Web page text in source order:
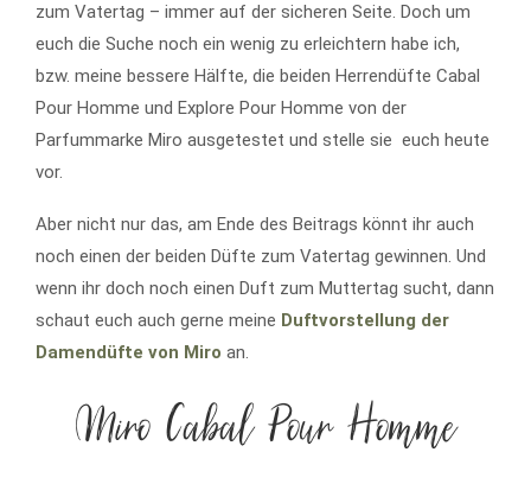
zum Vatertag – immer auf der sicheren Seite. Doch um
euch die Suche noch ein wenig zu erleichtern habe ich,
bzw. meine bessere Hälfte, die beiden Herrendüfte Cabal
Pour Homme und Explore Pour Homme von der
Parfummarke Miro ausgetestet und stelle sie euch heute
vor.
Aber nicht nur das, am Ende des Beitrags könnt ihr auch
noch einen der beiden Düfte zum Vatertag gewinnen. Und
wenn ihr doch noch einen Duft zum Muttertag sucht, dann
schaut euch auch gerne meine Duftvorstellung der
Damendüfte von Miro an.
Miro Cabal Pour Homme